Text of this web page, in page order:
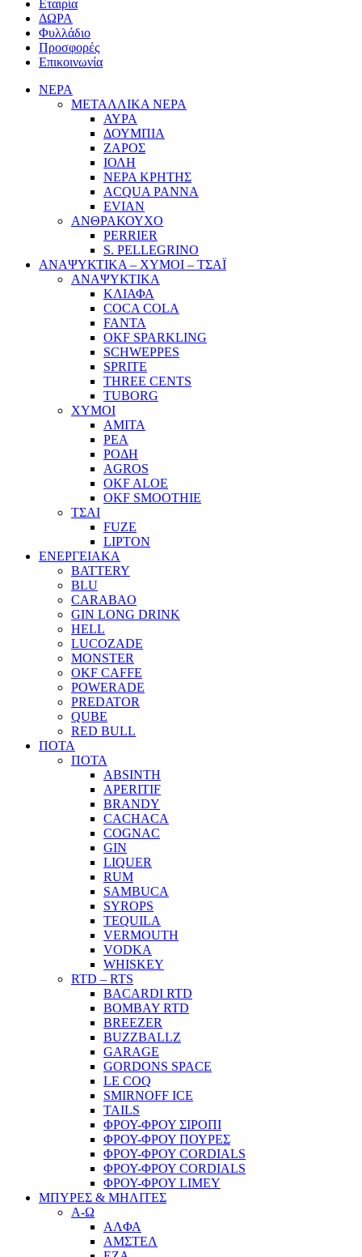
Εταιρία
ΔΩΡΑ
Φυλλάδιο
Προσφορές
Επικοινωνία
ΝΕΡΑ
ΜΕΤΑΛΛΙΚΑ ΝΕΡΑ
ΑΥΡΑ
ΔΟΥΜΠΙΑ
ΖΑΡΟΣ
ΙΟΛΗ
ΝΕΡΑ ΚΡΗΤΗΣ
ACQUA PANNA
EVIAN
ΑΝΘΡΑΚΟΥΧΟ
PERRIER
S. PELLEGRINO
ΑΝΑΨΥΚΤΙΚΑ – ΧΥΜΟΙ – ΤΣΑΪ
ΑΝΑΨΥΚΤΙΚΑ
ΚΛΙΑΦΑ
COCA COLA
FANTA
OKF SPARKLING
SCHWEPPES
SPRITE
THREE CENTS
TUBORG
ΧΥΜΟΙ
ΑΜΙΤΑ
ΡΕΑ
ΡΟΔΗ
AGROS
OKF ALOE
OKF SMOOTHIE
ΤΣΑΙ
FUZE
LIPTON
ΕΝΕΡΓΕΙΑΚΑ
BATTERY
BLU
CARABAO
GIN LONG DRINK
HELL
LUCOZADE
MONSTER
OKF CAFFE
POWERADE
PREDATOR
QUBE
RED BULL
ΠΟΤΑ
ΠΟΤΑ
ABSINTH
APERITIF
BRANDY
CACHACA
COGNAC
GIN
LIQUER
RUM
SAMBUCA
SYROPS
TEQUILA
VERMOUTH
VODKA
WHISKEY
RTD – RTS
BACARDI RTD
BOMBAY RTD
BREEZER
BUZZBALLZ
GARAGE
GORDONS SPACE
LE COQ
SMIRNOFF ICE
TAILS
ΦΡΟΥ-ΦΡΟΥ ΣΙΡΟΠΙ
ΦΡΟΥ-ΦΡΟΥ ΠΟΥΡΕΣ
ΦΡΟΥ-ΦΡΟΥ CORDIALS
ΦΡΟΥ-ΦΡΟΥ CORDIALS
ΦΡΟΥ-ΦΡΟΥ LIMEY
ΜΠΥΡΕΣ & ΜΗΛΙΤΕΣ
Α-Ω
ΑΛΦΑ
ΑΜΣΤΕΛ